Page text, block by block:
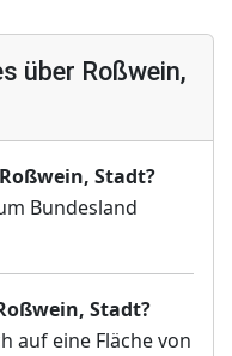
über Roßwein,
Stadt?
Bundesland
Stadt?
auf eine Fläche von